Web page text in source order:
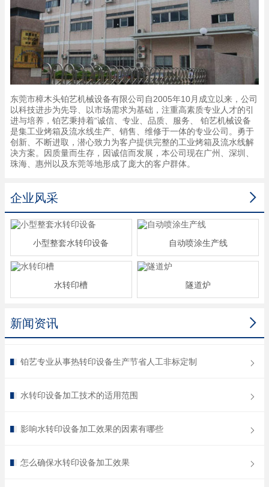
东莞市樟木头铂艺机械设备有限公司自2005年10月成立以来，公司
以科技进步为先导、以市场需求为基础，注重高素质专业人才的引
进与培养，铂艺秉持着“诚信、专业、品质、服务、 铂艺机械设备
是集工业烤箱及流水线生产、销售、维修于一体的专业公司。勇于
创新、不断进取，潜心致力为客户提供完整的工业烤箱及流水线解
决方案。因质量而生存，因诚信而发展，本公司现在广州、深圳、
珠海、惠州以及东莞等地形成了庞大的客户群体。

企业风采
小型整套水转印设备 自动喷涂生产线
水转印槽 隧道炉

新闻资讯
铂艺专业从事热转印设备生产节省人工非标定制
水转印设备加工技术的适用范围
影响水转印设备加工效果的因素有哪些
怎么确保水转印设备加工效果